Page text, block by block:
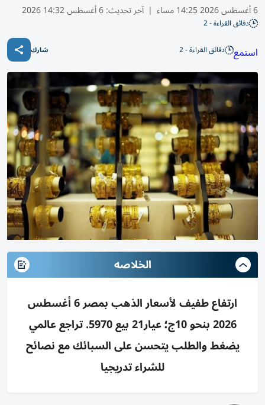
6 أغسطس 2026 14:25 مساء | آخر تحديث:6 أغسطس 14:32 2026
دقائق القراءة - 2
استمع دقائق القراءة - 2 شارك
الخلاصه
ارتفاع طفيف لأسعار الذهب بمصر 6 أغسطس
2026 بنحو 10ج؛ عيار21 بيع 5970. تراجع عالمي
يضغط والطلب يتحسن على السبائك مع نصائح
للشراء تدريجيا